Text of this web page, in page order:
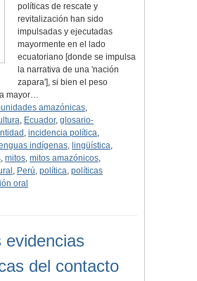
políticas de rescate y
revitalización han sido
impulsadas y ejecutadas
mayormente en el lado
ecuatoriano [donde se impulsa
la narrativa de una 'nación
zapara'], si bien el peso
mayor…
amazónicas,
, Ecuador, glosario-
, incidencia política,
indígenas, lingüística,
, mitos, mitos amazónicos,
, Perú, política, políticas
oral
evidencias
del contacto